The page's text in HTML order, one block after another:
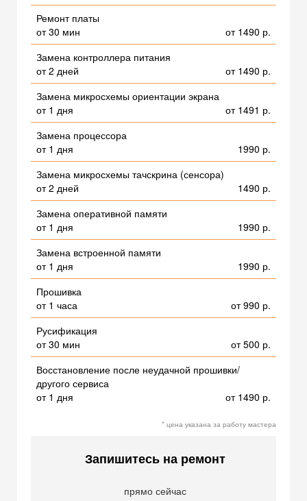
Ремонт платы
от 30 мин
от 1490 р.
Замена контроллера питания
от 2 дней
от 1490 р.
Замена микросхемы ориентации экрана
от 1 дня
от 1491 р.
Замена процессора
от 1 дня
1990 р.
Замена микросхемы тачскрина (сенсора)
от 2 дней
1490 р.
Замена оперативной памяти
от 1 дня
1990 р.
Замена встроенной памяти
от 1 дня
1990 р.
Прошивка
от 1 часа
от 990 р.
Русификация
от 30 мин
от 500 р.
Восстановление после неудачной прошивки/
другого сервиса
от 1 дня
от 1490 р.
* цена указана за работу мастера
Запишитесь на ремонт
прямо сейчас